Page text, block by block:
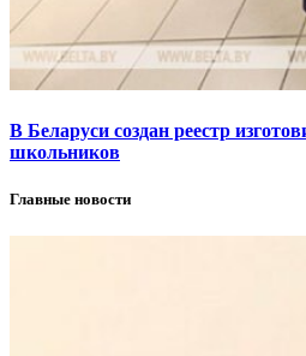
В Беларуси создан реестр
школьников
Главные новости